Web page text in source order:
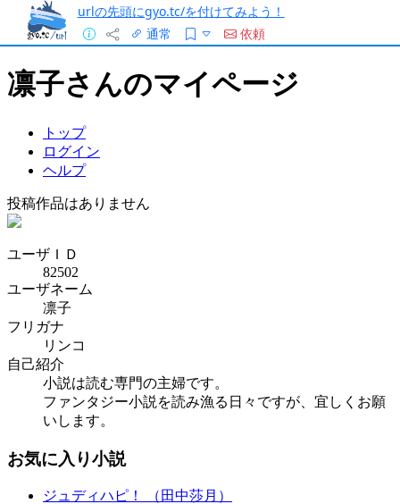
urlの先頭にgyo.tc/を付けてみよう！
通常
依頼